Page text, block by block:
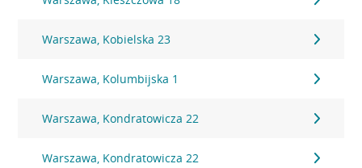
Warszawa, Kobielska 23
Warszawa, Kolumbijska 1
Warszawa, Kondratowicza 22
Warszawa, Kondratowicza 22